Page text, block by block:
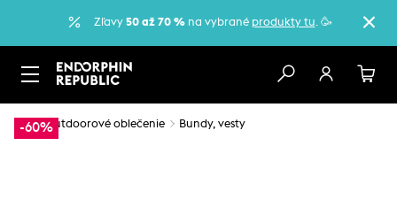
Zľavy 50 až 70 %na vybrané produkty tu. 🥳
-60%
… Outdoorové oblečenie Bundy, vesty